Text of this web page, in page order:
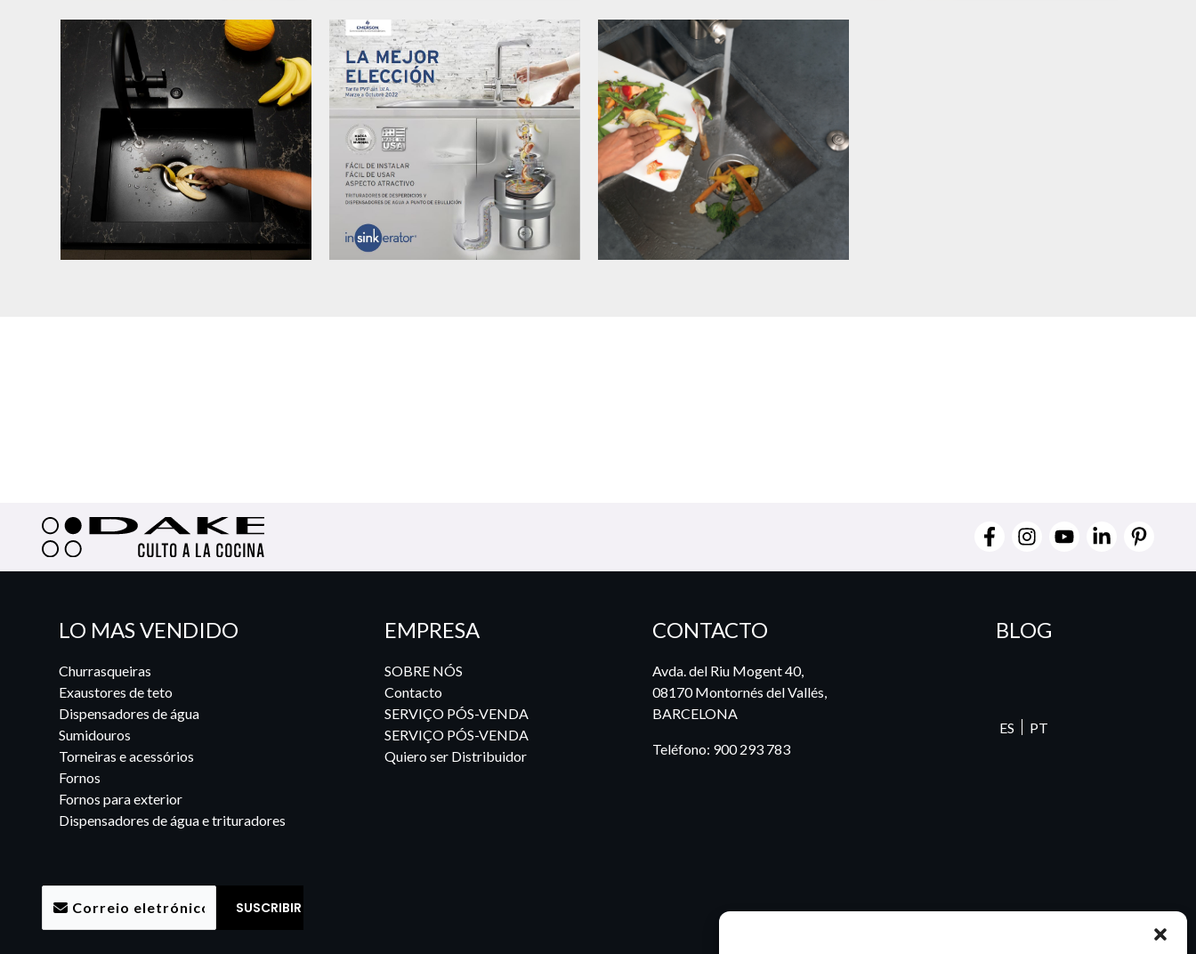
LO MAS VENDIDO
Churrasqueiras
Exaustores de teto
Dispensadores de água
Sumidouros
Torneiras e acessórios
Fornos
Fornos para exterior
Dispensadores de água e trituradores
EMPRESA
SOBRE NÓS
Contacto
SERVIÇO PÓS-VENDA
SERVIÇO PÓS-VENDA
Quiero ser Distribuidor
CONTACTO
Avda. del Riu Mogent 40,
08170 Montornés del Vallés,
BARCELONA
Teléfono: 900 293 783
BLOG
ES PT